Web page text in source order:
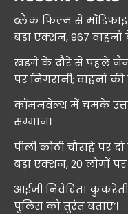
ब्लैक फिल्म से
बड़ा एक्शन, 967 वाहनों
खड़गे के दौरे से पहले
पर निगरानी; वाहनों
कॉमनवेल्थ में चमके
सम्मान।
पीली कोठी चौराहे पर
बड़ा एक्शन, 20 लोगों पर
आईजी निवेदिता
पुलिस को तुरंत बताएं’।